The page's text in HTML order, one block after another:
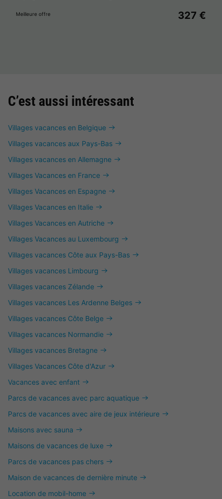
Meilleure offre 327 €
C’est aussi intéressant
Villages vacances en Belgique
Villages vacances aux Pays-Bas
Villages vacances en Allemagne
Villages Vacances en France
Villages Vacances en Espagne
Villages Vacances en Italie
Villages Vacances en Autriche
Villages Vacances au Luxembourg
Villages vacances Côte aux Pays-Bas
Villages vacances Limbourg
Villages vacances Zélande
Villages vacances Les Ardenne Belges
Villages vacances Côte Belge
Villages vacances Normandie
Villages vacances Bretagne
Villages Vacances Côte d'Azur
Vacances avec enfant
Parcs de vacances avec parc aquatique
Parcs de vacances avec aire de jeux intérieure
Maisons avec sauna
Maisons de vacances de luxe
Parcs de vacances pas chers
Maison de vacances de dernière minute
Location de mobil-home